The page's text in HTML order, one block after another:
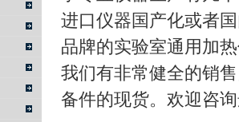
进口仪器国产化或者
品牌的实验室通用加
我们有非常健全的销
备件的现货。欢迎咨